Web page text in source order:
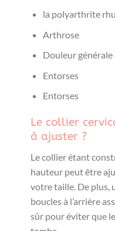
la polyarthrite
Arthrose
Douleur générale
Entorses
Entorses
Le collier
à ajuster ?
Le collier étant
hauteur peut être
votre taille. De plus,
boucles à l’arrière
sûr pour éviter que